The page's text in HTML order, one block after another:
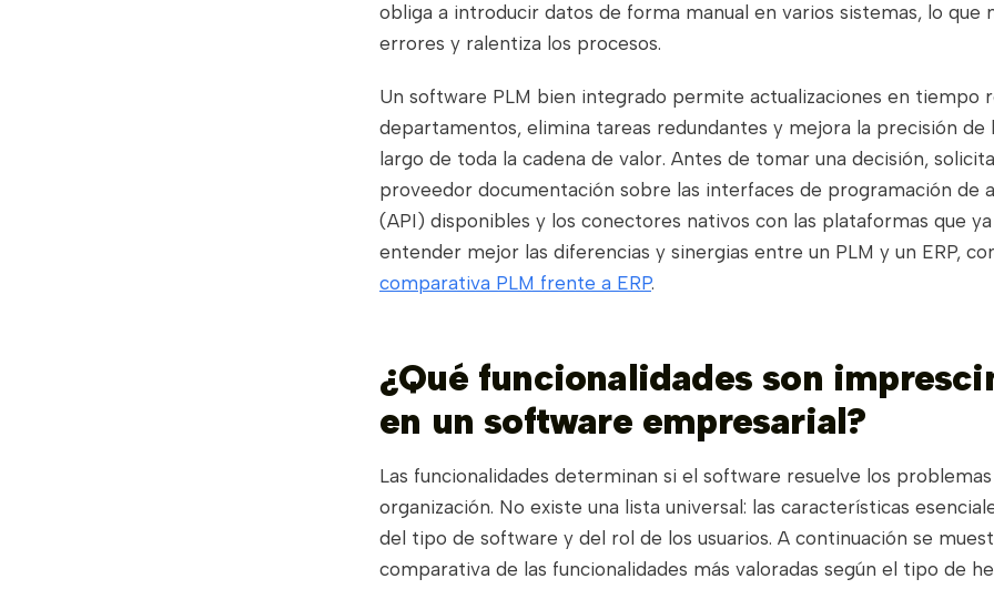
obliga a introducir datos de forma manual en varios sistemas, lo que
errores y ralentiza los procesos.
Un software PLM bien integrado permite actualizaciones en tiempo
departamentos, elimina tareas redundantes y mejora la precisión de
largo de toda la cadena de valor. Antes de tomar una decisión, solicita
proveedor documentación sobre las interfaces de programación de
(API) disponibles y los conectores nativos con las plataformas que ya
entender mejor las diferencias y sinergias entre un PLM y un ERP,
comparativa PLM frente a ERP.
¿Qué funcionalidades son
en un software empresarial?
Las funcionalidades determinan si el software resuelve los
organización. No existe una lista universal: las características
del tipo de software y del rol de los usuarios. A continuación se
comparativa de las funcionalidades más valoradas según el tipo de